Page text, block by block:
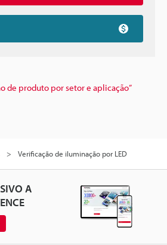
de produto por setor e aplicação”
Verificação de iluminação por LED
A